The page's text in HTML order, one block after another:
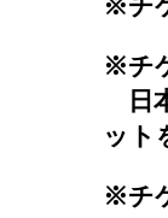
※チ
※チ
日
ット
※チ